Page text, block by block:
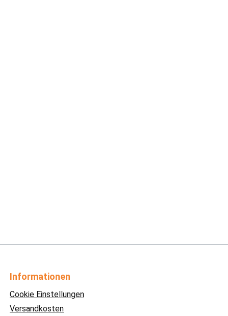
Informationen
Cookie Einstellungen
Versandkosten